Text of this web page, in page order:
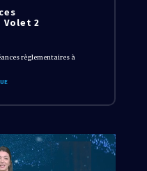
Volet 2
règlementaires à